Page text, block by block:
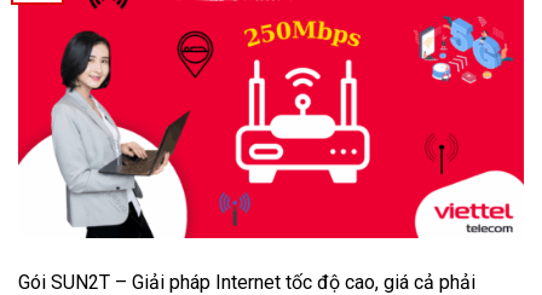
Gói SUN2T – Giải pháp Internet tốc độ cao, giá cả phải